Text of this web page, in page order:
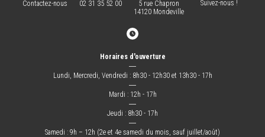
Contactez-nous 02 31 35 52 00
5 rue Chapron
14120 Mondeville
Suivez-nous !
Horaires d'ouverture
―
Lundi, Mercredi, Vendredi : 8h30 - 12h30 et 13h30 - 17h
―
Mardi : 12h - 17h
―
Jeudi : 8h30 - 17h
―
Samedi : 9h – 12h (2e et 4e samedi du mois, sauf juillet/août)